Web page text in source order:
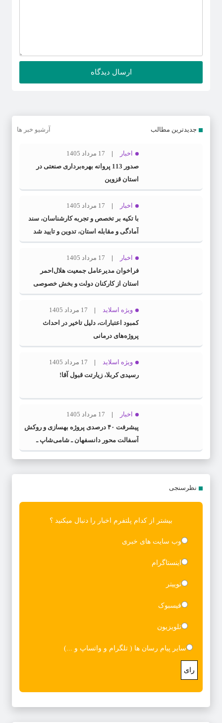
جدیدترین مطالب آرشیو خبر ها
اخبار
17 مرداد 1405
صدور 113 پروانه بهره‌برداری صنعتی در
استان قزوین
اخبار
17 مرداد 1405
با تکیه بر تخصص و تجربه کارشناسان، سند
آمادگی و مقابله استان، تدوین و تایید شد
اخبار
17 مرداد 1405
فراخوان مدیرعامل جمعیت هلال‌احمر
استان از کارکنان دولت و بخش خصوصی
برای مشارکت در طرح ملی «سنا»
ویژه اسلاید
17 مرداد 1405
کمبود اعتبارات، دلیل تاخیر در احداث
پروژه‌های درمانی
ویژه اسلاید
17 مرداد 1405
رسیدی کربلا، زیارتت قبول آقا!
اخبار
17 مرداد 1405
پیشرفت ۴۰ درصدی پروژه بهسازی و روکش
آسفالت محور دانسفهان ـ شامی‌شاپ ـ
ضیاآباد
نظرسنجی
بیشتر از کدام پلتفرم اخبار را دنبال میکنید ؟
وب سایت های خبری
اینستاگرام
توییتر
فیسبوک
تلویزیون
سایر پیام رسان ها ( تلگرام و واتساپ و ...)
رای